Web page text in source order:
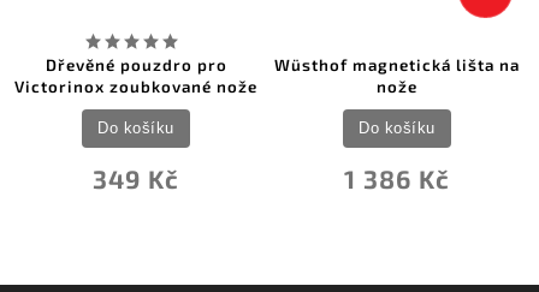
Dřevěné pouzdro pro
Victorinox zoubkované nože
349 Kč
Do košíku
Wüsthof magnetická lišta na
nože
1 386 Kč
Do košíku